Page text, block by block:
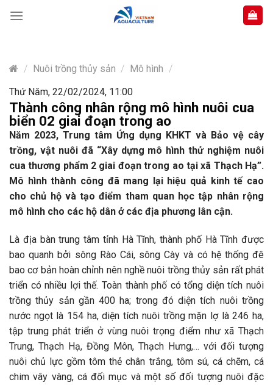
content
/ Nuôi trồng thủy sản / Mô hình /
Thứ Năm, 22/02/2024, 11:00
Thành công nhân rộng mô hình nuôi cua
biển 02 giai đoạn trong ao
Năm 2023, Trung tâm Ứng dụng KHKT và Bảo vệ cây
trồng, vật nuôi đã “Xây dựng mô hình thử nghiệm nuôi
cua thương phẩm 2 giai đoạn trong ao tại xã Thạch Hạ”.
Mô hình thành công đã mang lại hiệu quả kinh tế cao
cho chủ hộ và tạo điểm tham quan học tập nhân rộng
mô hình cho các hộ dân ở các địa phương lân cận.
Là địa bàn trung tâm tỉnh Hà Tĩnh, thành phố Hà Tĩnh được
bao quanh bởi sông Rào Cái, sông Cày và có hệ thống đê
bao cơ bản hoàn chỉnh nên nghề nuôi trồng thủy sản rất phát
triển có nhiều lợi thế. Toàn thành phố có tổng diện tích nuôi
trồng thủy sản gần 400 ha; trong đó diện tích nuôi trồng
nước ngọt là 154 ha, diện tích nuôi trồng mặn lợ là 246 ha,
tập trung phát triển ở vùng nuôi trọng điểm như xã Thạch
Trung, Thạch Hạ, Đồng Môn, Thạch Hưng,… với đối tượng
nuôi chủ lực gồm tôm thẻ chân trắng, tôm sú, cá chẽm, cá
chim vây vàng, cá đối mục và một số đối tượng nuôi đặc